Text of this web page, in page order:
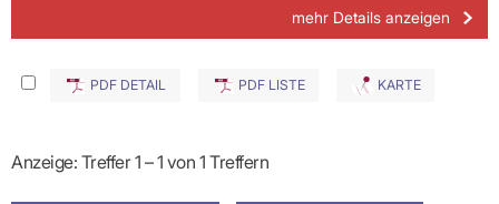
mehr Details anzeigen
PDF DETAIL PDF LISTE KARTE
Anzeige: Treffer 1 – 1 von 1 Treffern